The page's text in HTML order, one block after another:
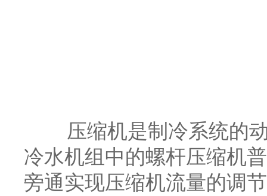
压缩机是制冷系统的动
冷水机组中的螺杆压缩机
旁通实现压缩机流量的调